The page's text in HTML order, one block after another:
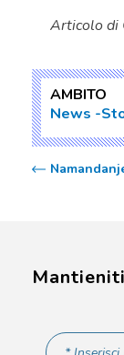
Articolo di
AMBITO
News